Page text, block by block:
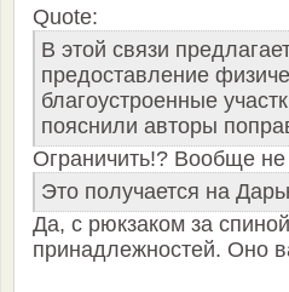
Quote:
В этой связи
предоставление
благоустроенные
пояснили авторы
Ограничить!? Вообще
Это получается на
Да, с рюкзаком за
принадлежностей. Оно